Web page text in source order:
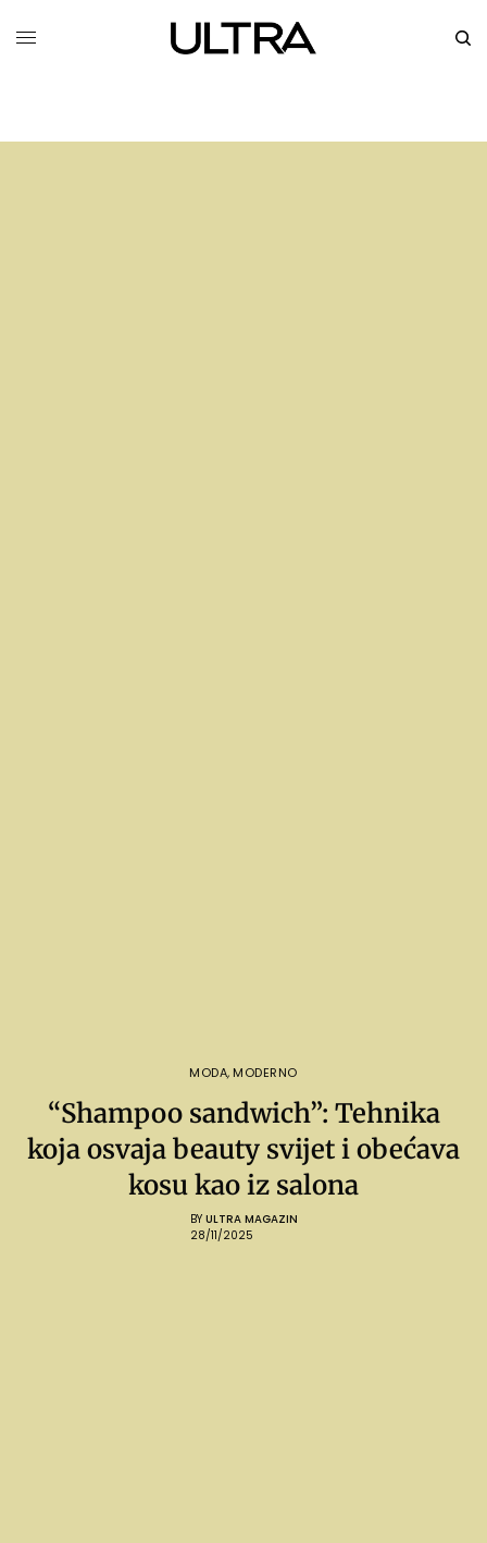
MODA, MODERNO
“Shampoo sandwich”: Tehnika
koja osvaja beauty svijet i obećava
kosu kao iz salona
BY ULTRA MAGAZIN
28/11/2025